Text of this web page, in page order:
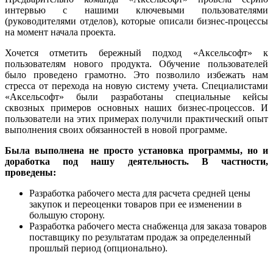
интервью с нашими ключевыми пользователями
(руководителями отделов), которые описали бизнес-процессы
на момент начала проекта.
Хочется отметить бережный подход «Аксельсофт» к
пользователям нового продукта. Обучение пользователей
было проведено грамотно. Это позволило избежать нам
стресса от перехода на новую систему учета. Специалистами
«Аксельсофт» были разработаны специальные кейсы
сквозных примеров основных наших бизнес-процессов. И
пользователи на этих примерах получили практический опыт
выполнения своих обязанностей в новой программе.
Была выполнена не просто установка программы, но и
доработка под нашу деятельность. В частности,
проведены:
Разработка рабочего места для расчета средней цены
закупок и переоценки товаров при ее изменении в
большую сторону.
Разработка рабочего места снабженца для заказа товаров
поставщику по результатам продаж за определенный
прошлый период (опционально).